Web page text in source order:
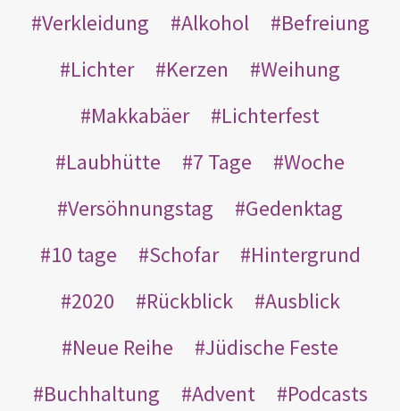
Verkleidung
Alkohol
Befreiung
Lichter
Kerzen
Weihung
Makkabäer
Lichterfest
Laubhütte
7 Tage
Woche
Versöhnungstag
Gedenktag
10 tage
Schofar
Hintergrund
2020
Rückblick
Ausblick
Neue Reihe
Jüdische Feste
Buchhaltung
Advent
Podcasts